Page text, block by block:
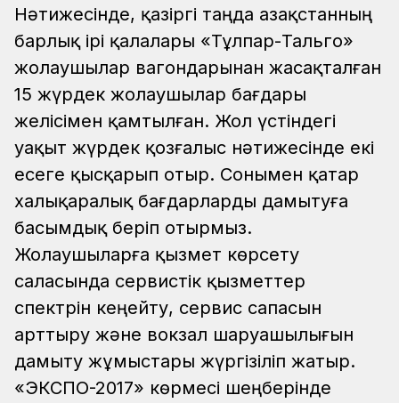
Нәтижесінде, қазіргі таңда Қазақстанның
барлық ірі қалалары «Тұлпар-Тальго»
жолаушылар вагондарынан жасақталған
15 жүрдек жолаушылар бағдары
желісімен қамтылған. Жол үстіндегі
уақыт жүрдек қозғалыс нәтижесінде екі
есеге қысқарып отыр. Сонымен қатар
халықаралық бағдарларды дамытуға
басымдық беріп отырмыз.
Жолаушыларға қызмет көрсету
саласында сервистік қызметтер
спектрін кеңейту, сервис сапасын
арттыру және вокзал шаруашылығын
дамыту жұмыстары жүргізіліп жатыр.
«ЭКСПО-2017» көрмесі шеңберінде